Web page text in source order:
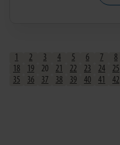
1 2 3 4 5 6 7 8
18
19 20 21 22 23 24 25
35
36 37 38 39 40 41 42